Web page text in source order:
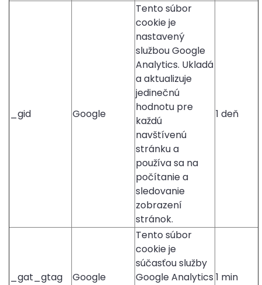
_gid Google
Tento súbor
cookie je
nastavený
službou Google
Analytics. Ukladá
a aktualizuje
jedinečnú
hodnotu pre
každú
navštívenú
stránku a
používa sa na
počítanie a
sledovanie
zobrazení
stránok.
1 deň
_gat_gtag Google
Tento súbor
cookie je
súčasťou služby
Google Analytics 1 min